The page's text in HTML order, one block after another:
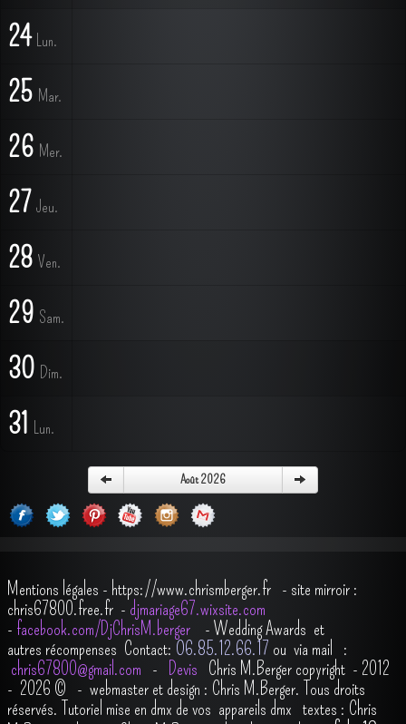
24 Lun.
25 Mar.
26 Mer.
27 Jeu.
28 Ven.
29 Sam.
30 Dim.
31 Lun.
Août 2026
Mentions légales - https://www.chrismberger.fr - site mirroir :
chris67800.free.fr - djmariage67.wixsite.com
- facebook.com/DjChrisM.berger - Wedding Awards et
autres récompenses Contact: O6.85.12.66.17 ou via mail :
chris67800@gmail.com - Devis Chris M.Berger copyright - 2012
- 2026 © - webmaster et design : Chris M.Berger. Tous droits
réservés. Tutoriel mise en dmx de vos appareils dmx textes : Chris